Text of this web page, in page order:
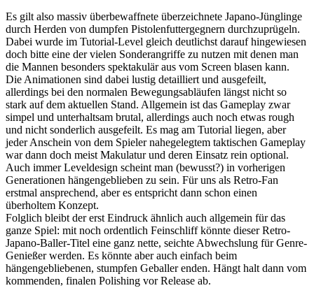
Es gilt also massiv überbewaffnete überzeichnete Japano-Jünglinge
durch Herden von dumpfen Pistolenfuttergegnern durchzuprügeln.
Dabei wurde im Tutorial-Level gleich deutlichst darauf hingewiesen
doch bitte eine der vielen Sonderangriffe zu nutzen mit denen man
die Mannen besonders spektakulär aus vom Screen blasen kann.
Die Animationen sind dabei lustig detailliert und ausgefeilt,
allerdings bei den normalen Bewegungsabläufen längst nicht so
stark auf dem aktuellen Stand. Allgemein ist das Gameplay zwar
simpel und unterhaltsam brutal, allerdings auch noch etwas rough
und nicht sonderlich ausgefeilt. Es mag am Tutorial liegen, aber
jeder Anschein von dem Spieler nahegelegtem taktischen Gameplay
war dann doch meist Makulatur und deren Einsatz rein optional.
Auch immer Leveldesign scheint man (bewusst?) in vorherigen
Generationen hängengeblieben zu sein. Für uns als Retro-Fan
erstmal ansprechend, aber es entspricht dann schon einen
überholtem Konzept.
Folglich bleibt der erst Eindruck ähnlich auch allgemein für das
ganze Spiel: mit noch ordentlich Feinschliff könnte dieser Retro-
Japano-Baller-Titel eine ganz nette, seichte Abwechslung für Genre-
Genießer werden. Es könnte aber auch einfach beim
hängengebliebenen, stumpfen Geballer enden. Hängt halt dann vom
kommenden, finalen Polishing vor Release ab.